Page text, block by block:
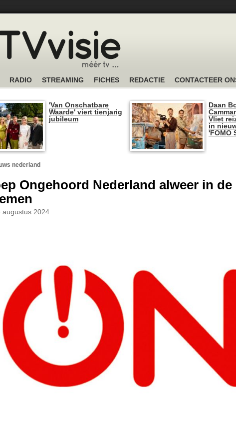
RADIO STREAMING FICHES REDACTIE CONTACTEER
'Van Onschatbare
Waarde' viert tienjarig
jubileum
Daan
Vliet
in
'FOMO
nederland
Ongehoord Nederland alweer in de
augustus 2024